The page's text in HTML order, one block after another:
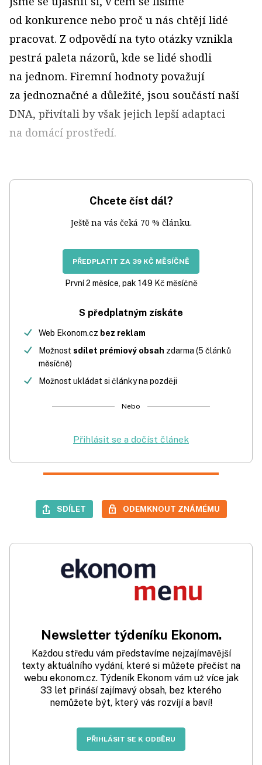
od konkurence nebo proč u nás chtějí lidé
pracovat. Z odpovědí na tyto otázky vznikla
pestrá paleta názorů, kde se lidé shodli
na jednom. Firemní hodnoty považují
za jednoznačné a důležité, jsou součástí naší
DNA, přivítali by však jejich lepší adaptaci
na domácí prostředí.
Chcete číst dál?
Ještě na vás čeká 70 % článku.
PŘEDPLATIT ZA 39 KČ MĚSÍČNĚ
První 2 měsíce, pak 149 Kč měsíčně
S předplatným získáte
Web Ekonom.cz bez reklam
Možnost sdílet prémiový obsah zdarma (5 článků
měsíčně)
Možnost ukládat si články na později
Nebo
Přihlásit se a dočíst článek
SDÍLET ODEMKNOUT ZNÁMÉMU
Newsletter týdeníku Ekonom.
Každou středu vám představíme nejzajímavější
texty aktuálního vydání, které si můžete přečíst na
webu ekonom.cz. Týdeník Ekonom vám už více jak
33 let přináší zajímavý obsah, bez kterého
nemůžete být, který vás rozvíjí a baví!
PŘIHLÁSIT SE K ODBĚRU